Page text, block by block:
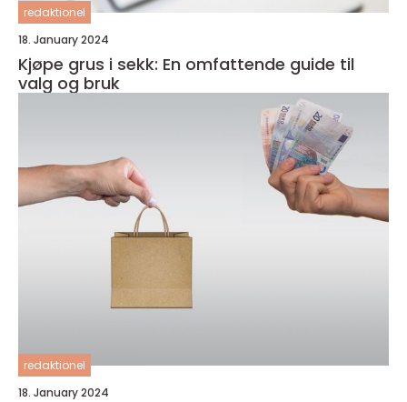
redaktionel
18. January 2024
Kjøpe grus i sekk: En omfattende guide til
valg og bruk
redaktionel
18. January 2024